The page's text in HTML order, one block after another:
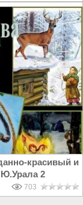
красивый и
Ю.Урала 2
703